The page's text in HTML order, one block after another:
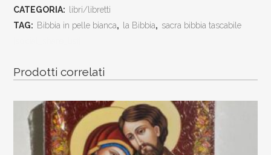
quantity
CATEGORIA: libri/libretti
TAG: Bibbia in pelle bianca, la Bibbia, sacra bibbia tascabile
Prodotti correlati